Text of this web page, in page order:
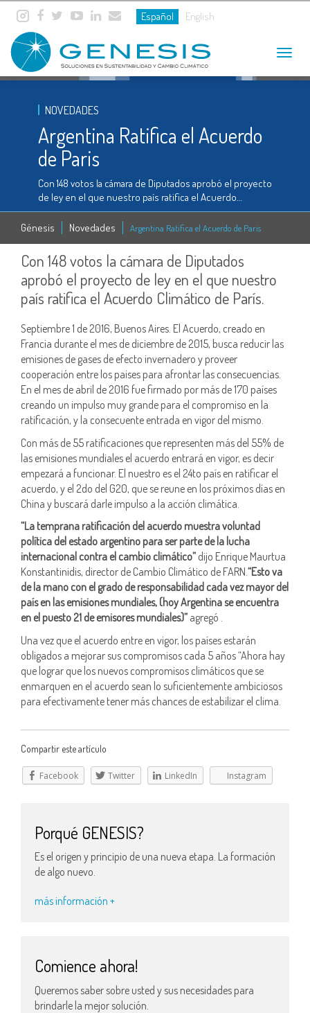
Español English
Toggle
NOVEDADES
Argentina Ratifica el Acuerdo
de Paris
Con 148 votos la cámara de Diputados aprobó el proyecto
de ley en el que nuestro país ratifica el Acuerdo…
Génesis Novedades Argentina Ratifica el Acuerdo de Paris
Con 148 votos la cámara de Diputados
aprobó el proyecto de ley en el que nuestro
país ratifica el Acuerdo Climático de París.
Septiembre 1 de 2016, Buenos Aires. El Acuerdo, creado en
Francia durante el mes de diciembre de 2015, busca reducir las
emisiones de gases de efecto invernadero y proveer
cooperación entre los paises para afrontar las consecuencias.
En el mes de abril de 2016 fue firmado por más de 170 países
creando un impulso muy grande para el compromiso en la
ratificación, y la consecuente entrada en vigor del mismo.
Con más de 55 ratificaciones que representen más del 55% de
las emisiones mundiales el acuerdo entrará en vigor, es decir
empezará a funcionar. El nuestro es el 24to país en ratificar el
acuerdo, y el 2do del G20, que se reune en los próximos días en
China y buscará darle impulso a la acción climática.
“La temprana ratificación del acuerdo muestra voluntad
política del estado argentino para ser parte de la lucha
internacional contra el cambio climático” dijo Enrique Maurtua
Konstantinidis, director de Cambio Climático de FARN.“Esto va
de la mano con el grado de responsabilidad cada vez mayor del
país en las emisiones mundiales, (hoy Argentina se encuentra
en el puesto 21 de emisores mundiales)” agregó .
Una vez que el acuerdo entre en vigor, los países estarán
obligados a mejorar sus compromisos cada 5 años “Ahora hay
que lograr que los nuevos compromisos climáticos que se
enmarquen en el acuerdo sean lo suficientemente ambiciosos
para efectivamente tener más chances de estabilizar el clima.
Compartir este artículo
Facebook Twitter LinkedIn Instagram
Porqué GENESIS?
Es el origen y principio de una nueva etapa. La formación
de algo nuevo.
más información +
Comience ahora!
Queremos saber sobre usted y sus necesidades para
brindarle la mejor solución.